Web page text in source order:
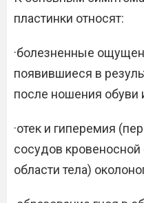
пластинки относят:
·болезненные
появившиеся в
после ношения
·отек и гиперемия
сосудов
области тела)